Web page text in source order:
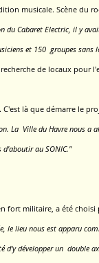
musicale. Scène du
du Cabaret Electric, il y
et 150 groupes sans
de locaux pour
là que démarre le
La Ville du Havre nous a
au SONIC."
fort militaire, a été choisi
le lieu nous est apparu
d’y développer un double